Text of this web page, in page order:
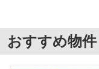
おすすめ物件